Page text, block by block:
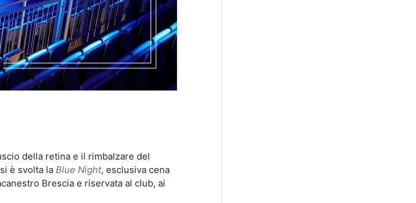
della retina e il rimbalzare del
è svolta la Blue Night, esclusiva cena
Brescia e riservata al club, ai